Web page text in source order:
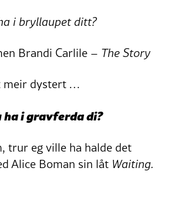
i bryllaupet ditt?
Brandi Carlile – The Story
meir dystert …
i gravferda di?
trur eg ville ha halde det
Alice Boman sin låt Waiting.